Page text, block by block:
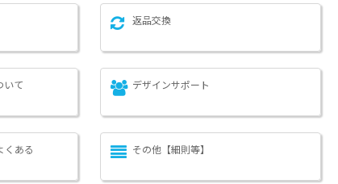
返品交換
いて デザインサポート
くある
その他【細則等】